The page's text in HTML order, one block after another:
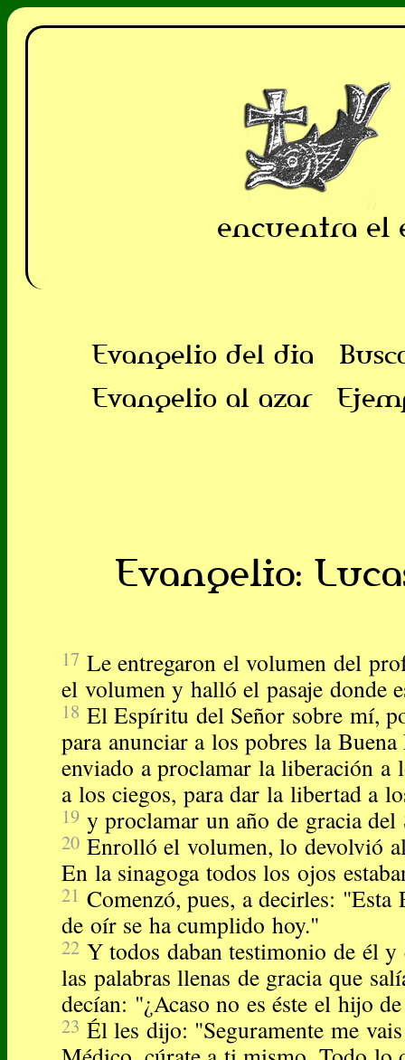
encuentra el
Evangelio del dia
Evangelio al azar
Evangelio:
17 Le entregaron el volumen del
el volumen y halló el pasaje donde
18 El Espíritu del Señor sobre mí,
para anunciar a los pobres la Buena
enviado a proclamar la liberación a
a los ciegos, para dar la libertad a
19 y proclamar un año de gracia del
20 Enrolló el volumen, lo devolvió
En la sinagoga todos los ojos
21 Comenzó, pues, a decirles: "Esta
de oír se ha cumplido hoy."
22 Y todos daban testimonio de él y
las palabras llenas de gracia que
decían: "¿Acaso no es éste el hijo
23 Él les dijo: "Seguramente me